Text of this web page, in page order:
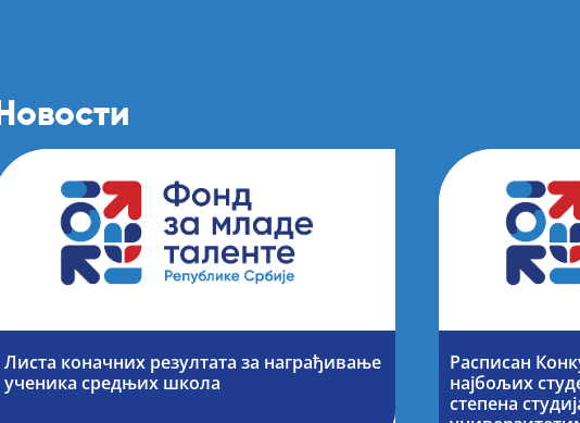
Новости
Листа коначних резултата за награђивање
ученика средњих школа
Расписан
најбољих
степена